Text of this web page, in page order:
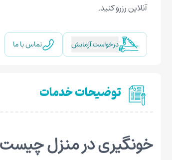
آنلاین رزرو کنید.
درخواست آزمایش تماس با ما
توضیحات خدمات
خونگیری در منزل چیست